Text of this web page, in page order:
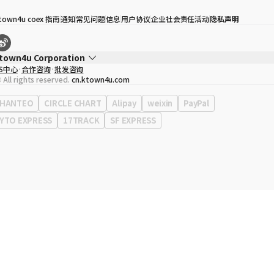
coex 指南通知常见问题信息用户协议企业社会责任活动隐私声明
Corporation
宋効珉
业执照 120-87-71116
地址 首尔特别市 江南区 岭东大路 513号 3楼 （三成洞， coex)
中心 合作咨询 批发咨询
rights reserved. cn.ktown4u.com
HANTEO CIRCLE CHART Alipay weixin
PayPal
YTO EXPRESS
17TRACK SF EXPRESS